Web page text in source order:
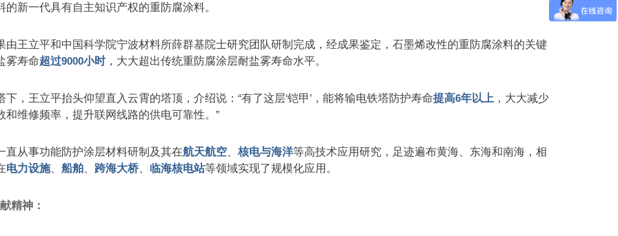
的新一代具有自主知识产权的重防腐涂料。
由王立平和中国科学院宁波材料所薛群基院士研究团队研制完成，经成果鉴定，石墨烯改性的重防腐涂料的关键
雾寿命超过9000小时，大大超出传统重防腐涂层耐盐雾寿命水平。
下，王立平抬头仰望直入云霄的塔顶，介绍说：“有了这层‘铠甲 ’ ，能将输电铁塔防护寿命提高6年以上 ，大大减少
和维修频率，提升联网线路的供电可靠性。”
直从事功能防护涂层材料研制及其在航天航空 、核电与海洋等高技术应用研究，足迹遍布黄海、东海和南海，相
电力设施、船舶 跨海大桥、 临海核电站等领域实现了规模化应用。
精神：